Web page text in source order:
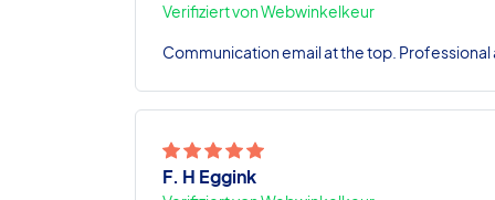
Verifiziert von Webwinkelkeur
Communication email at the top.
F. H Eggink